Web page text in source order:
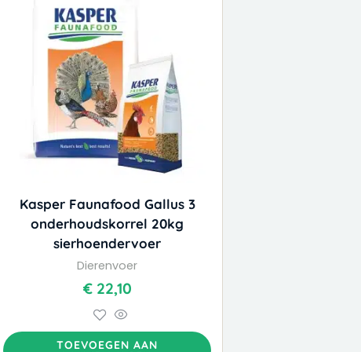
Kasper Faunafood Gallus 3
onderhoudskorrel 20kg
sierhoendervoer
Dierenvoer
€22,10
TOEVOEGEN AAN